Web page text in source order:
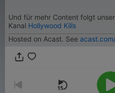
Und für mehr Content folgt
Kanal Hollywood Kills
Hosted on Acast. See